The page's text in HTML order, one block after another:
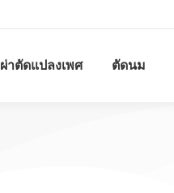
ผ่าตัดแปลงเพศ ตัดนม